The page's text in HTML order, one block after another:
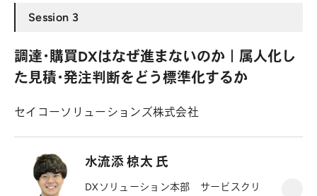
Session 3
調達・購買DXはなぜ進まないのか｜属人化し
た見積・発注判断をどう標準化するか
セイコーソリューションズ株式会社
水流添 椋太 氏
DXソリューション本部 サービスクリ